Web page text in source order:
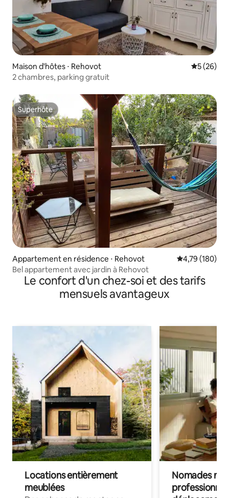
Maison d'hôtes ⋅ Rehovot
5 (26)
2 chambres, parking gratuit
Superhôte
Superhôte
Appartement en résidence ⋅ Rehovot Évaluation
4,79 (180)
Bel appartement avec jardin à Rehovot
Le confort d'un chez-soi et des tarifs
mensuels avantageux
Locations entièrement
meublées
Nomades